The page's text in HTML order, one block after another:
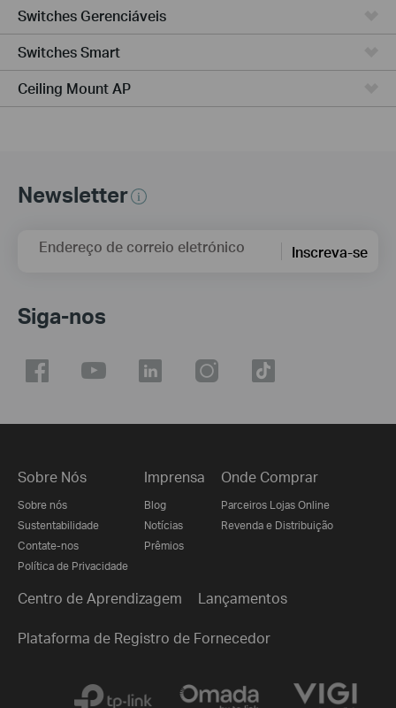
Switches Gerenciáveis
Switches Smart
Ceiling Mount AP
Newsletter
Endereço de correio eletrónico Inscreva-se
Siga-nos
Sobre Nós
Sobre nós
Sustentabilidade
Contate-nos
Política de Privacidade
Imprensa
Blog
Notícias
Prêmios
Onde Comprar
Parceiros Lojas Online
Revenda e Distribuição
Centro de Aprendizagem Lançamentos
Plataforma de Registro de Fornecedor